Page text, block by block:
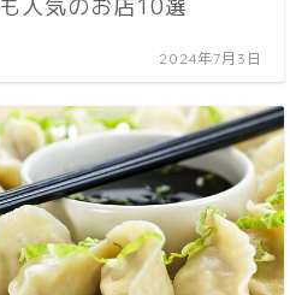
人気のお店10選
2024年7月3日